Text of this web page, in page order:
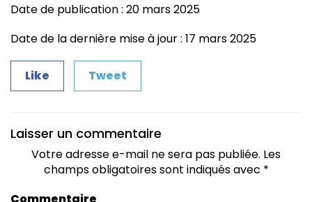
Date de publication : 20 mars 2025
Date de la dernière mise à jour : 17 mars 2025
Like Tweet
Laisser un commentaire
Votre adresse e-mail ne sera pas publiée. Les
champs obligatoires sont indiqués avec *
Commentaire